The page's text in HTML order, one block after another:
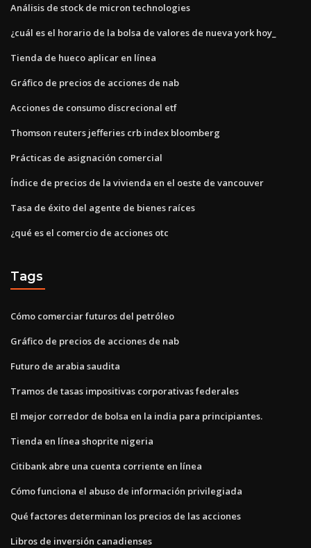
Análisis de stock de micron technologies
¿cuál es el horario de la bolsa de valores de nueva york hoy_
Tienda de hueco aplicar en línea
Gráfico de precios de acciones de nab
Acciones de consumo discrecional etf
Thomson reuters jefferies crb index bloomberg
Prácticas de asignación comercial
Índice de precios de la vivienda en el oeste de vancouver
Tasa de éxito del agente de bienes raíces
¿qué es el comercio de acciones otc
Tags
Cómo comerciar futuros del petróleo
Gráfico de precios de acciones de nab
Futuro de arabia saudita
Tramos de tasas impositivas corporativas federales
El mejor corredor de bolsa en la india para principiantes.
Tienda en línea shoprite nigeria
Citibank abre una cuenta corriente en línea
Cómo funciona el abuso de información privilegiada
Qué factores determinan los precios de las acciones
Libros de inversión canadienses